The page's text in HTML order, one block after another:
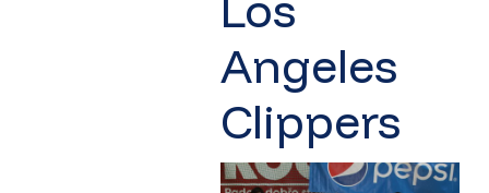
Angeles
Clippers